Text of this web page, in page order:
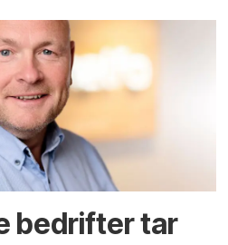
bedrifter tar